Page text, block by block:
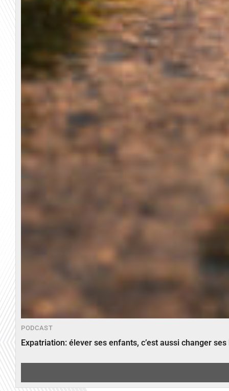
PODCAST
Expatriation: élever ses enfants, c’est aussi changer